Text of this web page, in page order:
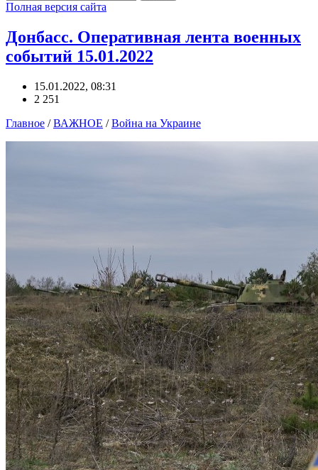
Полная версия сайта
Донбасс. Оперативная лента военных
событий 15.01.2022
15.01.2022, 08:31
2 251
Главное /ВАЖНОЕ /Война на Украине